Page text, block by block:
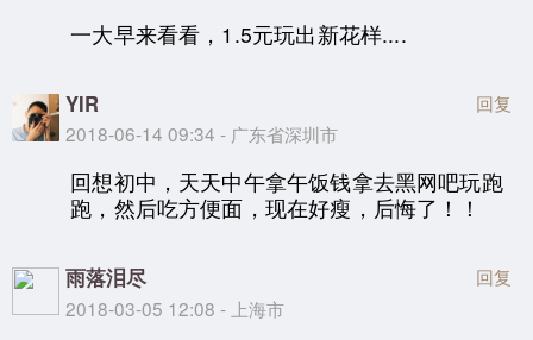
一大早来看看，1.5元玩出新花样....
YIR
2018-06-14 09:34 - 广东省深圳市
回复
回想初中，天天中午拿午饭钱拿去黑网吧玩跑
跑，然后吃方便面，现在好瘦，后悔了！！
雨落泪尽
2018-03-05 12:08 - 上海市
回复